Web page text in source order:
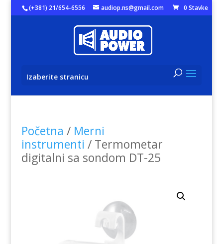
(+381) 21/654-6556 audiop.ns@gmail.com 0 Stavke
Izaberite stranicu
Početna / Merni
instrumenti / Termometar
digitalni sa sondom DT-25